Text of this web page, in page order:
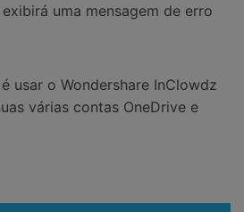
uma mensagem de erro
usar o Wondershare InClowdz
várias contas OneDrive e